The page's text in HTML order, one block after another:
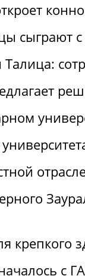
с
крепкого
с